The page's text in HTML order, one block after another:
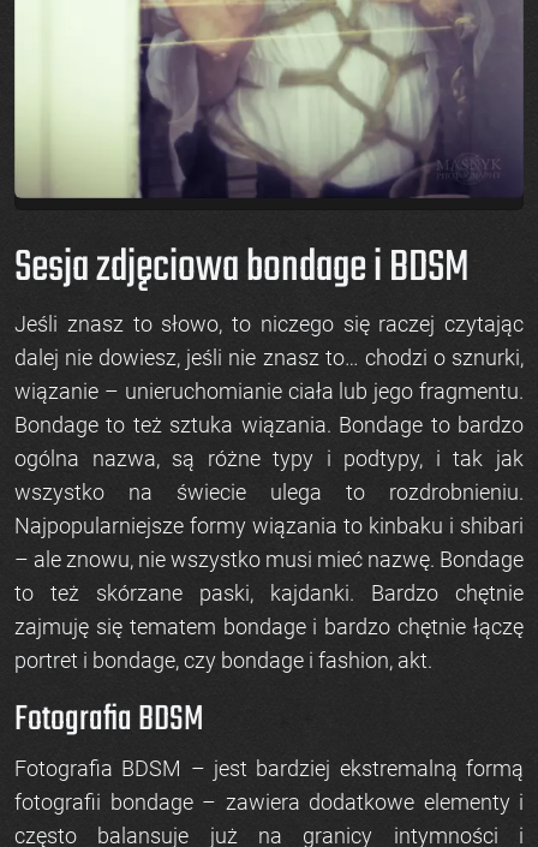
Sesja zdjęciowa bondage i BDSM
Jeśli znasz to słowo, to niczego się raczej czytając
dalej nie dowiesz, jeśli nie znasz to… chodzi o sznurki,
wiązanie – unieruchomianie ciała lub jego fragmentu.
Bondage to też sztuka wiązania. Bondage to bardzo
ogólna nazwa, są różne typy i podtypy, i tak jak
wszystko na świecie ulega to rozdrobnieniu.
Najpopularniejsze formy wiązania to kinbaku i shibari
– ale znowu, nie wszystko musi mieć nazwę. Bondage
to też skórzane paski, kajdanki. Bardzo chętnie
zajmuję się tematem bondage i bardzo chętnie łączę
portret i bondage, czy bondage i fashion, akt.
Fotografia BDSM
Fotografia BDSM – jest bardziej ekstremalną formą
fotografii bondage – zawiera dodatkowe elementy i
często balansuje już na granicy intymności i